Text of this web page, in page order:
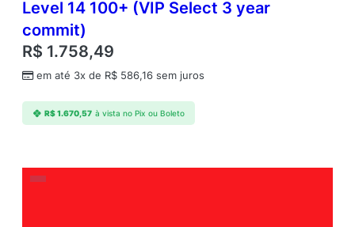
n
n
u
l
1
r
Level 14 100+ (VIP Select 3 year
commit)
R$ 1.758,49
em até 3x de R$ 586,16 sem juros
R$1.670,57 à vista no Pix ou Boleto